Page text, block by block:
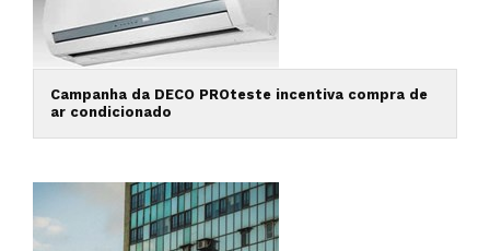
Campanha da DECO PROteste incentiva compra de
ar condicionado